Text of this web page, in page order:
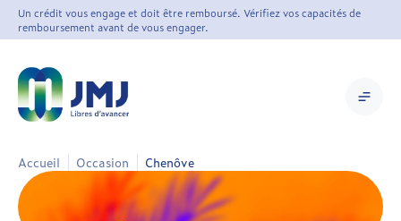
Un crédit vous engage et doit être remboursé. Vérifiez vos capacités de
remboursement avant de vous engager.
Accueil Occasion Chenôve